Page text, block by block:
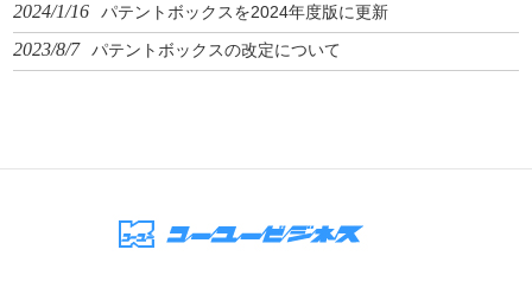
2024/1/16 パテントボックスを2024年度版に更新
2023/8/7 パテントボックスの改定について